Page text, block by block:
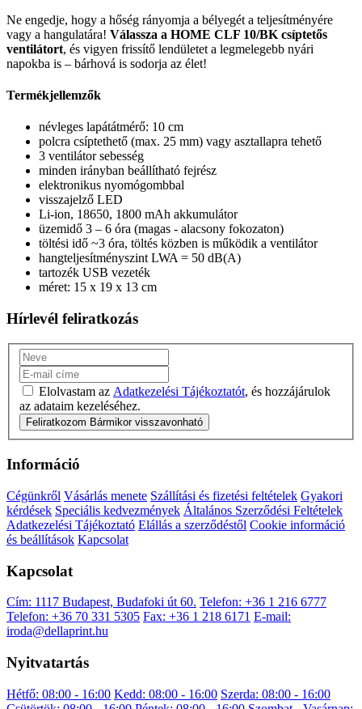
Ne engedje, hogy a hőség rányomja a bélyegét a teljesítményére
vagy a hangulatára! Válassza a HOME CLF 10/BK csíptetős
ventilátort, és vigyen frissítő lendületet a legmelegebb nyári
napokba is – bárhová is sodorja az élet!
Termékjellemzők
névleges lapátátmérő: 10 cm
polcra csíptethető (max. 25 mm) vagy asztallapra tehető
3 ventilátor sebesség
minden irányban beállítható fejrész
elektronikus nyomógombbal
visszajelző LED
Li-ion, 18650, 1800 mAh akkumulátor
üzemidő 3 – 6 óra (magas - alacsony fokozaton)
töltési idő ~3 óra, töltés közben is működik a ventilátor
hangteljesítményszint LWA = 50 dB(A)
tartozék USB vezeték
méret: 15 x 19 x 13 cm
Hírlevél feliratkozás
Elolvastam az Adatkezelési Tájékoztatót, és hozzájárulok
az adataim kezeléséhez.
Feliratkozom Bármikor visszavonható
Információ
Cégünkről Vásárlás menete Szállítási és fizetési feltételek Gyakori
kérdések Speciális kedvezmények Általános Szerződési Feltételek
Adatkezelési Tájékoztató Elállás a szerződéstől Cookie információ
és beállítások Kapcsolat
Kapcsolat
Cím: 1117 Budapest, Budafoki út 60. Telefon: +36 1 216 6777
Telefon: +36 70 331 5305 Fax: +36 1 218 6171 E-mail:
iroda@dellaprint.hu
Nyitvatartás
Hétfő: 08:00 - 16:00 Kedd: 08:00 - 16:00 Szerda: 08:00 - 16:00